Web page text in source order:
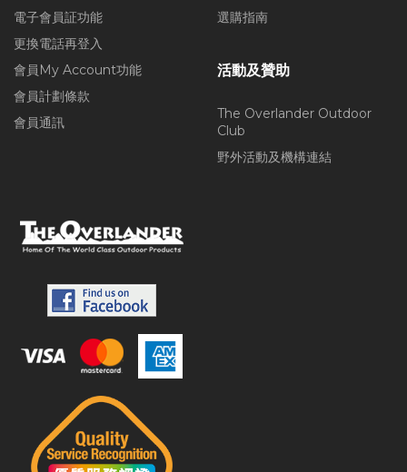
電子會員証功能
更換電話再登入
會員My Account功能
會員計劃條款
會員通訊
選購指南
活動及贊助
The Overlander Outdoor
Club
野外活動及機構連結